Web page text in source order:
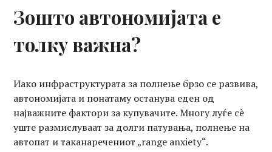
Зошто автономијата е
толку важна?
Иако инфраструктурата за полнење брзо се развива,
автономијата и понатаму останува еден од
најважните фактори за купувачите. Многу луѓе сè
уште размислуваат за долги патувања, полнење на
автопат и таканаречениот „range anxiety“.